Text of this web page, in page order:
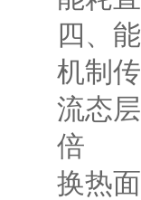
四、
机制
流态
倍
换热